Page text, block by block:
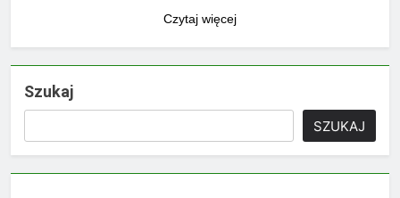
Czytaj więcej
Szukaj
SZUKAJ